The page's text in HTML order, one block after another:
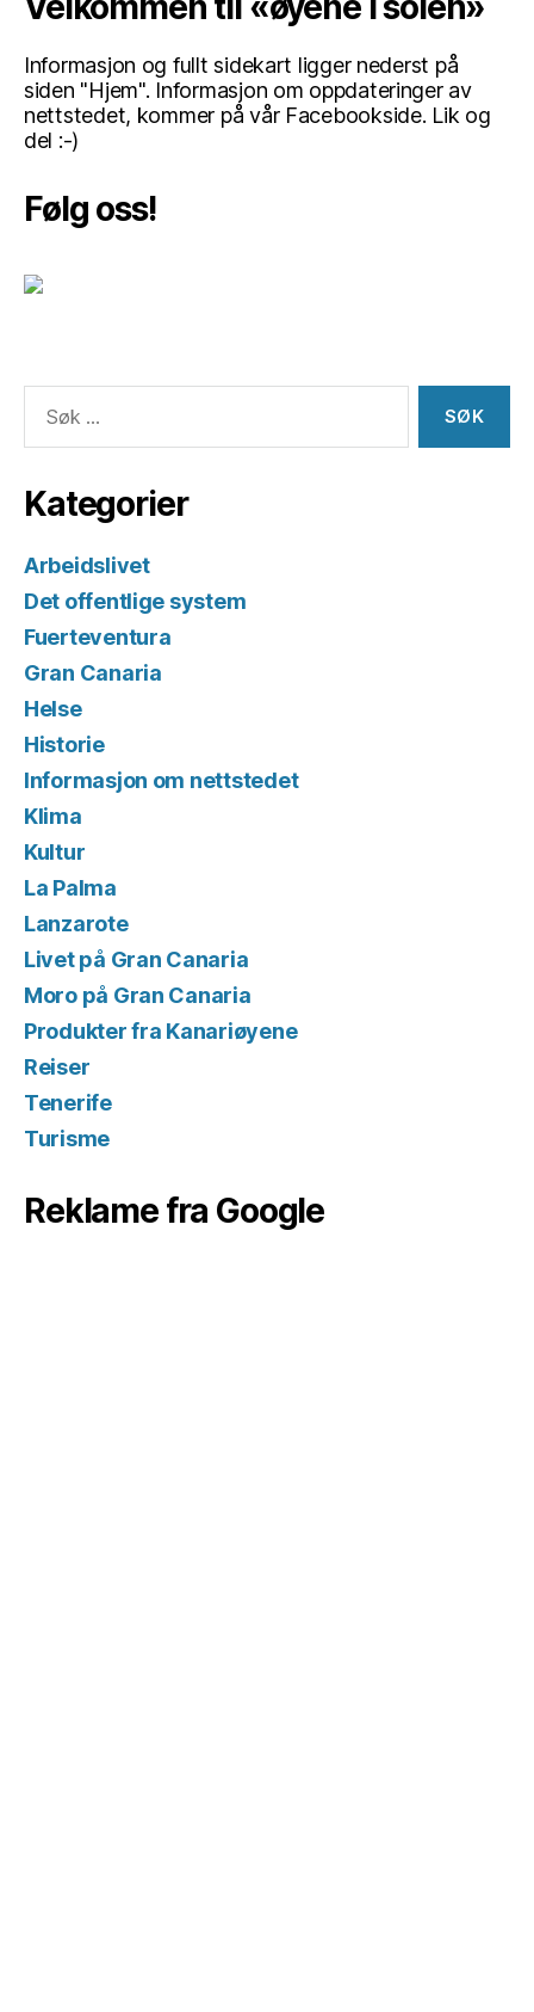
Informasjon og fullt sidekart ligger nederst på
siden "Hjem". Informasjon om oppdateringer av
nettstedet, kommer på vår Facebookside. Lik og
del :-)
Følg oss!
etter:
Kategorier
Arbeidslivet
Det offentlige system
Fuerteventura
Gran Canaria
Helse
Historie
Informasjon om nettstedet
Klima
Kultur
La Palma
Lanzarote
Livet på Gran Canaria
Moro på Gran Canaria
Produkter fra Kanariøyene
Reiser
Tenerife
Turisme
Reklame fra Google